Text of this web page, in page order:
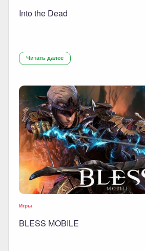
Into the Dead
Читать далее
Игры
BLESS MOBILE